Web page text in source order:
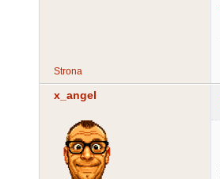
Strona
x_angel